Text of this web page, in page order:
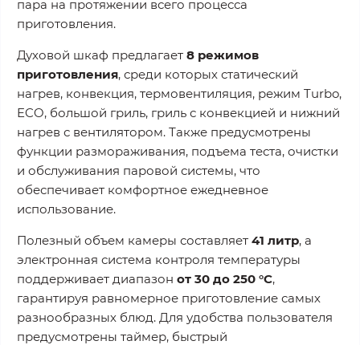
пара на протяжении всего процесса
приготовления.
Духовой шкаф предлагает 8 режимов
приготовления, среди которых статический
нагрев, конвекция, термовентиляция, режим Turbo,
ECO, большой гриль, гриль с конвекцией и нижний
нагрев с вентилятором. Также предусмотрены
функции размораживания, подъема теста, очистки
и обслуживания паровой системы, что
обеспечивает комфортное ежедневное
использование.
Полезный объем камеры составляет 41 литр, а
электронная система контроля температуры
поддерживает диапазон от 30 до 250 °C,
гарантируя равномерное приготовление самых
разнообразных блюд. Для удобства пользователя
предусмотрены таймер, быстрый